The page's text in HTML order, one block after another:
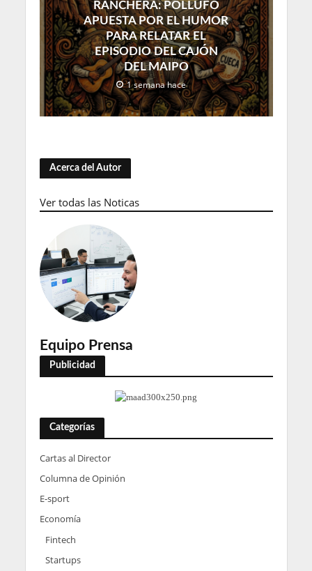
RANCHERA: POLLUFO
APUESTA POR EL HUMOR
PARA RELATAR EL
EPISODIO DEL CAJÓN
DEL MAIPO
1 semana hace
Acerca del Autor
Ver todas las Noticas
Equipo Prensa
Publicidad
Categorías
Cartas al Director
Columna de Opinión
E-sport
Economía
Fintech
Startups